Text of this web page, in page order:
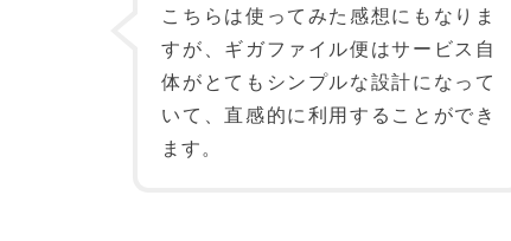
こちらは使ってみた感想にもなりま
すが、ギガファイル便はサービス自
体がとてもシンプルな設計になって
いて、直感的に利用することができ
ます。